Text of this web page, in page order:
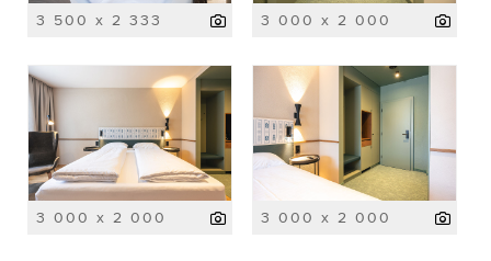
3 500 x 2 333 3 000 x 2 000
3 000 x 2 000 3 000 x 2 000